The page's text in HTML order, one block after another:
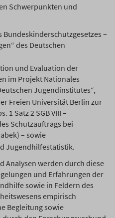
Schwerpunkten und
Bundeskinderschutzgesetzes –
des Deutschen
und Evaluation der
im Projekt Nationales
Jugendinstitutes“,
Freien Universität Berlin zur
1 Satz 2 SGB VIII –
Schutzauftrags bei
– sowie
Jugendhilfestatistik.
Analysen werden durch diese
und Erfahrungen der
sowie in Feldern des
empirisch
Begleitung sowie